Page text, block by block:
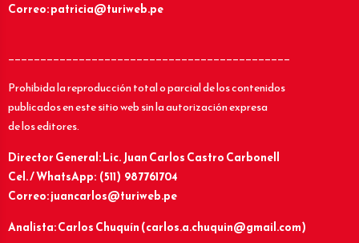
Correo: patricia@turiweb.pe
____________________________________________
Prohibida la reproducción total o parcial de los contenidos
publicados en este sitio web sin la autorización expresa
de los editores.
Director General: Lic.Juan Carlos Castro Carbonell
Cel. / WhatsApp: (511) 987761704
Correo: juancarlos@turiweb.pe
Analista: Carlos Chuquín (carlos.a.chuquin@gmail.com)